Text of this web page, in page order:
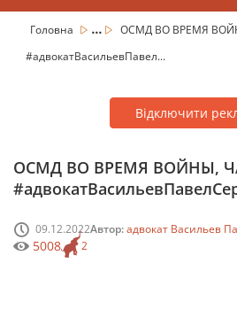
Головна ...
ОСМД ВО ВРЕМЯ
#адвокатВасильевПавел...
Відключити
ОСМД ВО ВРЕМЯ ВОЙНЫ,
09.12.2022Автор:адвокат Васильев
2
5008